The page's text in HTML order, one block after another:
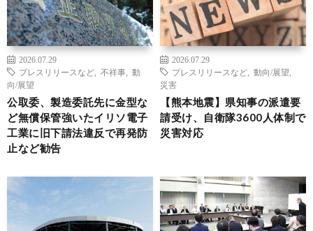
2026.07.29
プレスリリースなど
不祥事
動
向/展望
公取委、製造委託先に金型な
ど無償保管強いたイリソ電子
工業に旧下請法違反で再発防
止など勧告
2026.07.29
プレスリリースなど
動向/展望
災害
【熊本地震】県知事の派遣要
請受け、自衛隊3600人体制で
災害対応